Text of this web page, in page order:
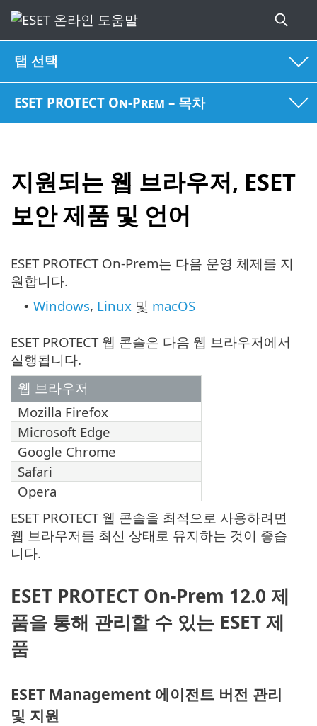
탭 선택
ESET PROTECT On-Prem – 목차
지원되는 웹 브라우저, ESET
보안 제품 및 언어
ESET PROTECT On-Prem는 다음 운영 체제를 지
원합니다.
• Windows, Linux 및 macOS
ESET PROTECT 웹 콘솔은 다음 웹 브라우저에서
실행됩니다.
웹 브라우저
Mozilla Firefox
Microsoft Edge
Google Chrome
Safari
Opera
ESET PROTECT 웹 콘솔을 최적으로 사용하려면
웹 브라우저를 최신 상태로 유지하는 것이 좋습
니다.
ESET PROTECT On-Prem 12.0 제
품을 통해 관리할 수 있는 ESET 제
품
ESET Management 에이전트 버전 관리
및 지원